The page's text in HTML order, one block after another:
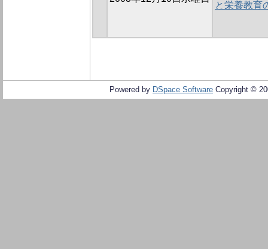
と栄養教育
Powered by DSpace Software Copyright ©